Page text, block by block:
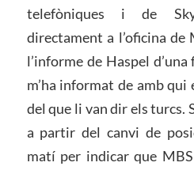
telefòniques i de
directament a l’oficina
l’informe de Haspel
m’ha informat de amb
del que li van dir els turcs.
a partir del canvi de
matí per indicar que